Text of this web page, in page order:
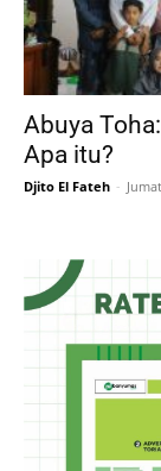
Abuya
Apa itu?
Djito El Fateh -